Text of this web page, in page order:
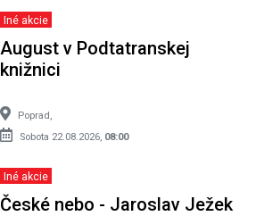
Iné akcie
August v Podtatranskej
knižnici
Poprad,
Sobota 22.08.2026, 08:00
Iné akcie
České nebo - Jaroslav Ježek